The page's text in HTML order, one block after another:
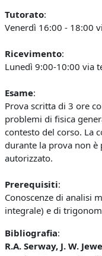
Tutorato:
Venerdì 16:00 - 18:00
Ricevimento:
Lunedì 9:00-10:00 via
Esame:
Prova scritta di 3 ore
problemi di fisica
contesto del corso. La
durante la prova non è
autorizzato.
Prerequisiti:
Conoscenze di analisi
integrale) e di
Bibliografia:
R.A. Serway, J. W.